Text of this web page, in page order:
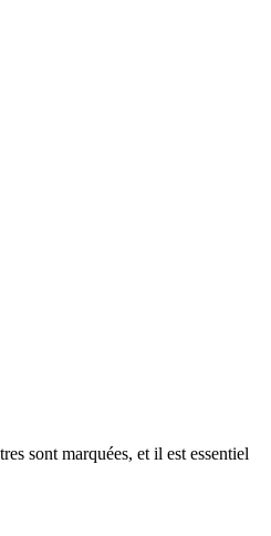
sont marquées, et il est essentiel